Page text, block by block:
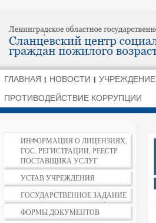
ГЛАВНАЯ НОВОСТИ УЧРЕЖДЕНИЕ
ПРОТИВОДЕЙСТВИЕ КОРРУПЦИИ
ИНФОРМАЦИЯ О ЛИЦЕНЗИЯХ,
ГОС. РЕГИСТРАЦИИ, РЕЕСТР
ПОСТАВЩИКА УСЛУГ
УСТАВ УЧРЕЖДЕНИЯ
ГОСУДАРСТВЕННОЕ ЗАДАНИЕ
ФОРМЫ ДОКУМЕНТОВ